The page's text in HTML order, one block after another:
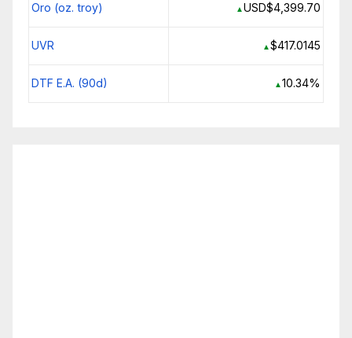
Oro (oz. troy) ▲USD$4,399.70
UVR ▲$417.0145
DTF E.A. (90d) ▲10.34%